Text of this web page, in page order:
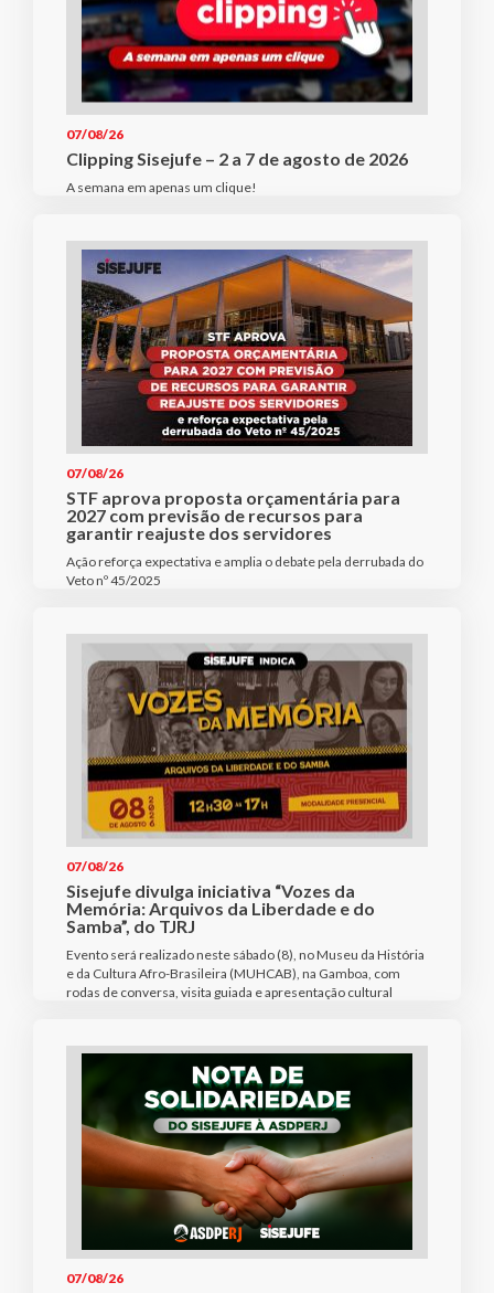
07/08/26
Clipping Sisejufe – 2 a 7 de agosto de 2026
A semana em apenas um clique!
07/08/26
STF aprova proposta orçamentária para
2027 com previsão de recursos para
garantir reajuste dos servidores
Ação reforça expectativa e amplia o debate pela derrubada do
Veto nº 45/2025
07/08/26
Sisejufe divulga iniciativa “Vozes da
Memória: Arquivos da Liberdade e do
Samba”, do TJRJ
Evento será realizado neste sábado (8), no Museu da História
e da Cultura Afro-Brasileira (MUHCAB), na Gamboa, com
rodas de conversa, visita guiada e apresentação cultural
07/08/26